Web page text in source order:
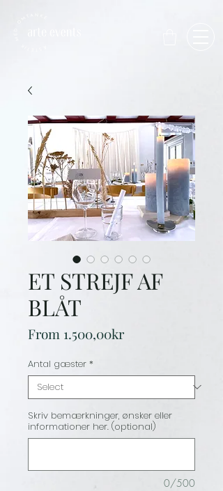
ET STREJF AF
BLÅT
From 1.500,00krSale
Antal gæster *
Skriv bemærkninger, ønsker eller
informationer her. (optional)
0/500